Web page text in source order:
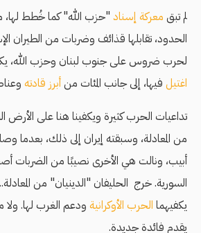
لم تبق معركة إسناد "حزب الله" كما خُطط لها،
الحدود، تقابلها قذائف وضربات من الطيران
لحرب ضروس على جنوب لبنان وحزب الله،
اغتيل فيها، إلى جانب المئات منأبرز قادته
تداعيات الحرب كثيرة ويكفينا هنا على الأرض
من المعادلة، وسبقته إيران إلى ذلك، بعدما
أبيب، ونالت هي الأخرى نصيبًا من الضربات
السورية. خرج الحليفان "الدينيان" من
يكفيهما الحرب الأوكرانية ودعم الغرب لها.
يقدم فائدة جديدة.